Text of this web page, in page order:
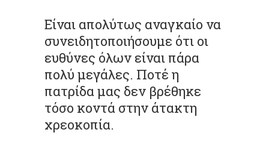
Είναι απολύτως αναγκαίο να
συνειδητοποιήσουμε ότι οι
ευθύνες όλων είναι πάρα
πολύ μεγάλες. Ποτέ η
πατρίδα μας δεν βρέθηκε
τόσο κοντά στην άτακτη
χρεοκοπία.